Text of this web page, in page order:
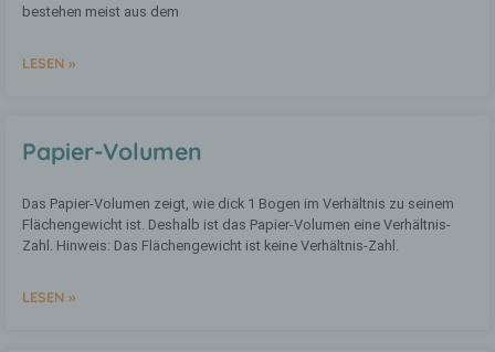
bestehen meist aus dem
LESEN »
Papier-Volumen
Das Papier-Volumen zeigt, wie dick 1 Bogen im Verhältnis zu seinem
Flächengewicht ist. Deshalb ist das Papier-Volumen eine Verhältnis-
Zahl. Hinweis: Das Flächengewicht ist keine Verhältnis-Zahl.
LESEN »
d) Einschränkung der Verarbeitung
einzuschränken.
e) Profiling